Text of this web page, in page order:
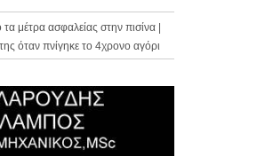
μέτρα ασφαλείας στην πισίνα |
όταν πνίγηκε το 4χρονο αγόρι